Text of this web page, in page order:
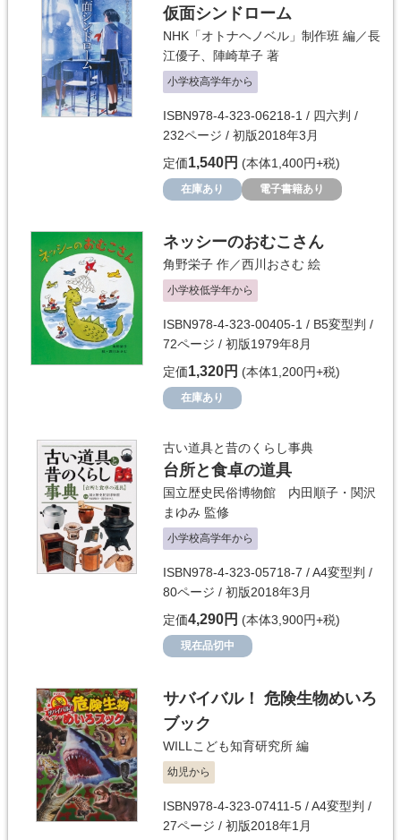
仮面シンドローム
NHK「オトナヘノベル」制作班 編／長
江優子、 陣崎草子 著
小学校高学年から
ISBN978-4-323-06218-1 / 四六判 /
232ページ / 初版2018年3月
定価1,540円 (本体1,400円+税)
在庫あり 電子書籍あり
ネッシーのおむこさん
角野栄子 作／西川おさむ 絵
小学校低学年から
ISBN978-4-323-00405-1 / B5変型判 /
72ページ / 初版1979年8月
定価1,320円 (本体1,200円+税)
在庫あり
古い道具と昔のくらし事典
台所と食卓の道具
国立歴史民俗博物館 内田順子・関沢
まゆみ 監修
小学校高学年から
ISBN978-4-323-05718-7 / A4変型判 /
80ページ / 初版2018年3月
定価4,290円 (本体3,900円+税)
現在品切中
サバイバル！ 危険生物めいろ
ブック
WILLこども知育研究所 編
幼児から
ISBN978-4-323-07411-5 / A4変型判 /
27ページ / 初版2018年1月